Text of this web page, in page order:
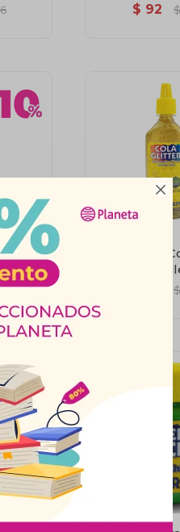

$ 92
Grs
Brillantina
Dorado